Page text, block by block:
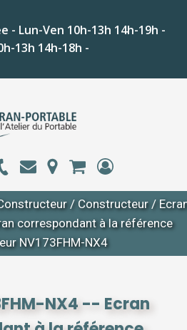
Lun-Ven 10h-13h 14h-19h -
13h 14h-18h -
/ Constructeur /
correspondant à la référence
NV173FHM-NX4
NX4 -- Ecran